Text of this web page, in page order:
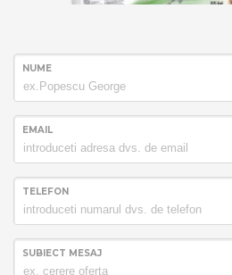
NUME
EMAIL
TELEFON
SUBIECT MESAJ